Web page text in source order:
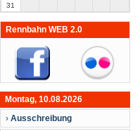
31
Rennbahn WEB 2.0
Montag, 10.08.2026
› Ausschreibung